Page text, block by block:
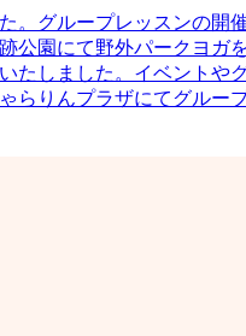
。グループレッスンの開
公園にて野外パークヨ
しました。イベントや
らりんプラザにてグル